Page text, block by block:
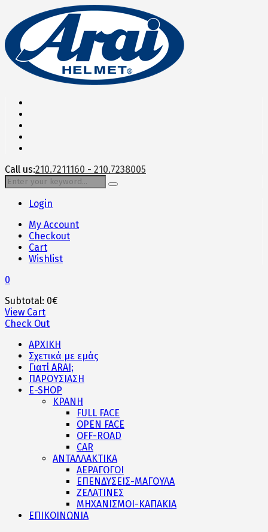
Call us:210.7211160 - 210.7238005
Login
My Account
Checkout
Cart
Wishlist
0
Subtotal: 0€
View Cart
Check Out
ΑΡΧΙΚΗ
Σχετικά με εμάς
Γιατί ARAI;
ΠΑΡΟΥΣΙΑΣΗ
E-SHOP
ΚΡΑΝΗ
FULL FACE
OPEN FACE
OFF-ROAD
CAR
ΑΝΤΑΛΛΑΚΤΙΚΑ
ΑΕΡΑΓΩΓΟΙ
ΕΠΕΝΔΥΣΕΙΣ-ΜΑΓΟΥΛΑ
ΖΕΛΑΤΙΝΕΣ
ΜΗΧΑΝΙΣΜΟΙ-ΚΑΠΑΚΙΑ
ΕΠΙΚΟΙΝΩΝΙΑ